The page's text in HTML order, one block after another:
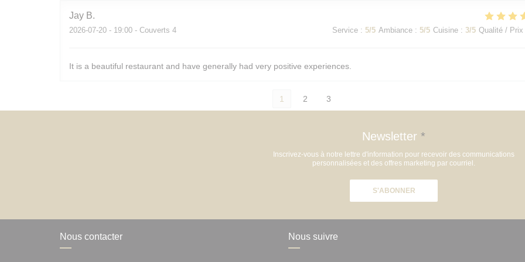
Jay B
2026-07-20 - 19:00 - Couverts 4 Service : 5/5 Ambiance : 5/5 Cuisine : 3/5 Qualité / Prix
It is a beautiful restaurant and have generally had very positive experiences.
1 2 3
Newsletter *
Inscrivez-vous à notre lettre d'information pour recevoir des communications
personnalisées et des offres marketing par courriel.
S'ABONNER
Nous contacter Nous suivre